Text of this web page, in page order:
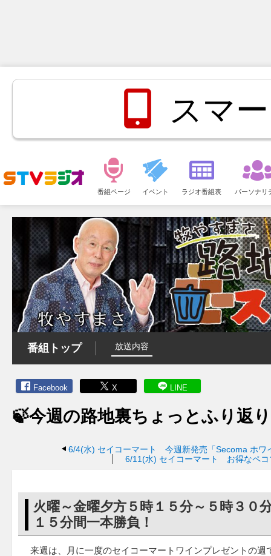
スマ
ュ
ー
番組ページ イベント ラジオ番組表 パーソナリ
番組トップ 放送内容
Facebook X LINE
🍃今週の路地裏ちょっとふり返
6/4(水) セイコーマート 今週新発売「Secoma ホワ
6/11(水) セイコーマート お得なペコ
火曜～金曜夕方５時１５分～５時３０
１５分間一本勝負！
来週は、月に一度のセイコーマートワインプレゼントの週